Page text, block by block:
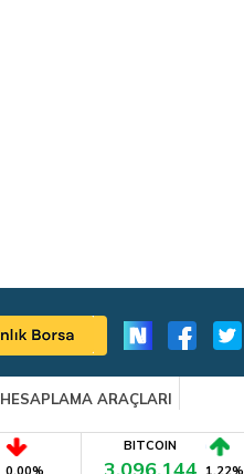
HESAPLAMA ARAÇLARI
0,00%
BITCOIN
1,22%